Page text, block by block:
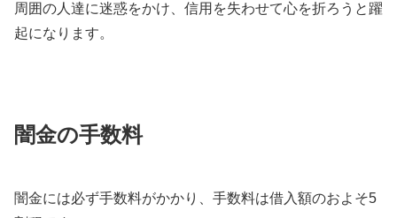
周囲の人達に迷惑をかけ、信用を失わせて心を折ろうと躍
起になります。
闇金の手数料
闇金には必ず手数料がかかり、手数料は借入額のおよそ5